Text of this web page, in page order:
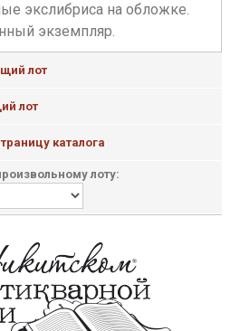
экслибриса на обложке.
экземпляр.
лот
лот
каталога
лоту: